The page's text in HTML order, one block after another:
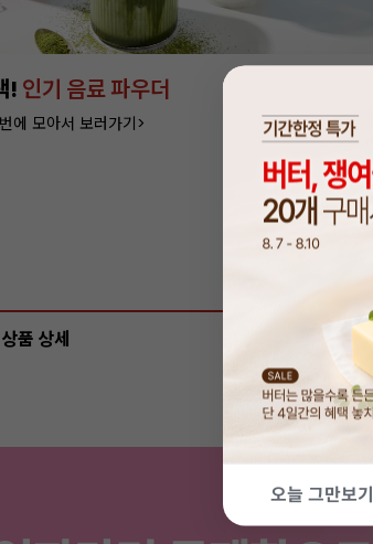
오늘 그만보기
리포장 필수템 3종
는 박스 특가 >
상품 상세